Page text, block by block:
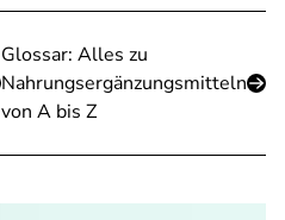
Glossar: Alles zu
Nahrungsergänzungsmitteln
von A bis Z